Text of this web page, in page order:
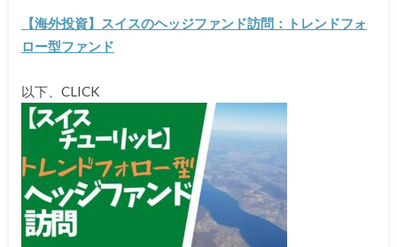
【海外投資】スイスのヘッジファンド訪問：トレンドフォ
ロー型ファンド
以下、CLICK